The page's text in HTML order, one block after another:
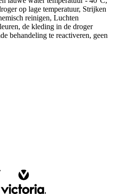
op lage temperatuur, Strijken
reinigen, Luchten
de kleding in de droger
behandeling te reactiveren, geen